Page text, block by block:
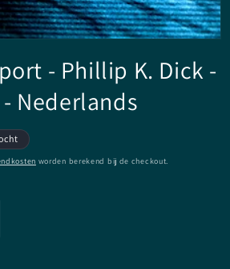
- Phillip K. Dick -
Nederlands
worden berekend bij de checkout.